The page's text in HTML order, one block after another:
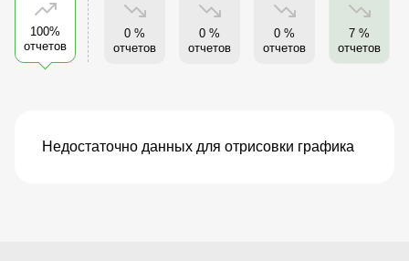
100%
отчетов
0 %
отчетов
0 %
отчетов
0 %
отчетов
7 %
отчетов
Недостаточно данных для отрисовки графика